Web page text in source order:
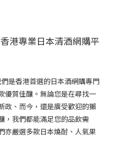
港專業日本清酒網購平
是香港首選的日本酒網購專門
優質佳釀。無論您是在尋找一
政、而今，還是廣受歡迎的獺
，我們都能滿足您的品飲需
亦嚴選多款日本燒酎、人氣果